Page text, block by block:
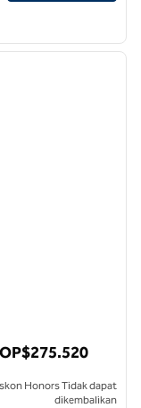
Honors Tidak dapat
dikembalikan